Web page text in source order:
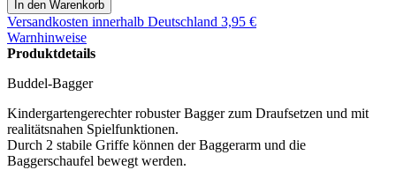
Versandkosten innerhalb Deutschland 3,95 €
Warnhinweise
Produktdetails
Buddel-Bagger
Kindergartengerechter robuster Bagger zum Draufsetzen und mit
realitätsnahen Spielfunktionen.
Durch 2 stabile Griffe können der Baggerarm und die
Baggerschaufel bewegt werden.